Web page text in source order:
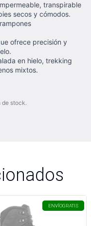
transpirable
secos y cómodos.
ofrece precisión y
en hielo, trekking
mixtos.
de stock.
ENVÍOGRATIS